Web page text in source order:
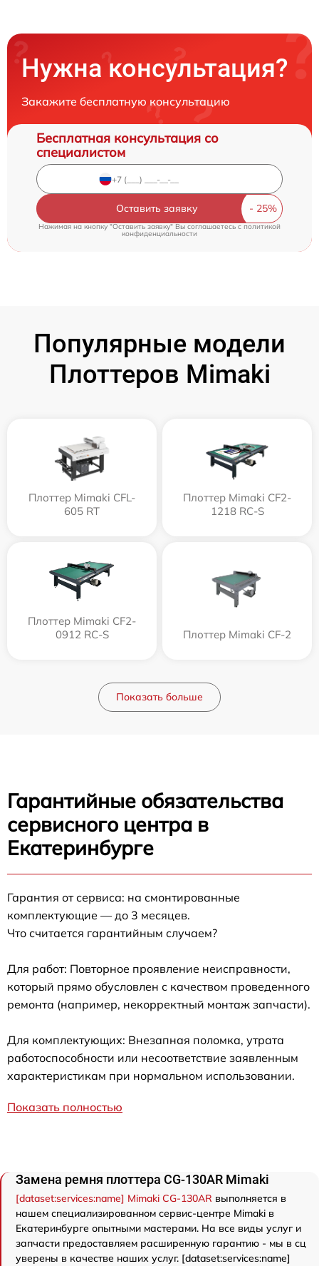
Нужна консультация?
Закажите бесплатную консультацию
Бесплатная консультация со
специалистом
Оставить заявку
Нажимая на кнопку "Оставить заявку" Вы соглашаетесь c политикой
конфиденциальности
Популярные модели
Плоттеров Mimaki
Плоттер Mimaki CFL-
605 RT
Плоттер Mimaki CF2-
1218 RC-S
Плоттер Mimaki CF2-
0912 RC-S
Плоттер Mimaki CF-2
Показать больше
Гарантийные обязательства
сервисного центра в
Екатеринбурге
Гарантия от сервиса: на смонтированные
комплектующие — до 3 месяцев.
Что считается гарантийным случаем?
Для работ: Повторное проявление неисправности,
который прямо обусловлен с качеством проведенного
ремонта (например, некорректный монтаж запчасти).
Для комплектующих: Внезапная поломка, утрата
работоспособности или несоответствие заявленным
характеристикам при нормальном использовании.
Показать полностью
Замена ремня плоттера CG-130AR Mimaki
[dataset:services:name] Mimaki CG-130AR выполняется в
нашем специализированном сервис-центре Mimaki в
Екатеринбурге опытными мастерами. На все виды услуг и
запчасти предоставляем расширенную гарантию - мы в сц
уверены в качестве наших услуг. [dataset:services:name]